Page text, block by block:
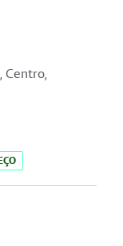
Centro,